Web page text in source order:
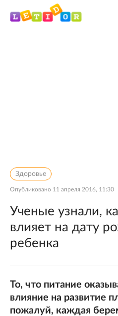
Здоровье
Опубликовано 11 апреля 2016, 11:30
Ученые узнали,
влияет на дату
ребенка
То, что питание
влияние на развитие
пожалуй, каждая